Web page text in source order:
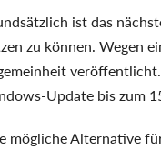
ist das
zu können. Wegen
Update bis zum
mögliche Alternative